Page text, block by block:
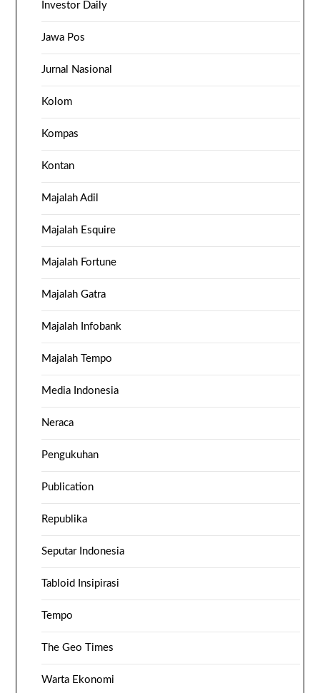
Investor Daily
Jawa Pos
Jurnal Nasional
Kolom
Kompas
Kontan
Majalah Adil
Majalah Esquire
Majalah Fortune
Majalah Gatra
Majalah Infobank
Majalah Tempo
Media Indonesia
Neraca
Pengukuhan
Publication
Republika
Seputar Indonesia
Tabloid Insipirasi
Tempo
The Geo Times
Warta Ekonomi